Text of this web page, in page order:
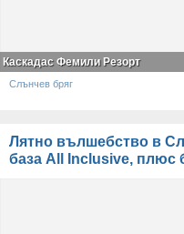
Каскадас Фемили Резорт
Слънчев бряг
Лятно вълшебство в
база All Inclusive, плюс